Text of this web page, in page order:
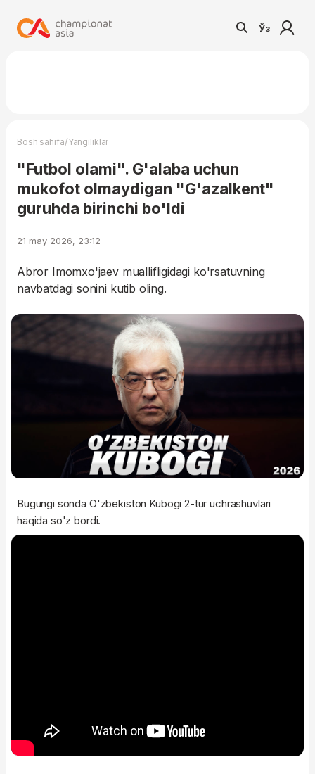
Ўз
Bosh sahifa/Yangiliklar
"Futbol olami". G'alaba uchun
mukofot olmaydigan "G'azalkent"
guruhda birinchi bo'ldi
21 may 2026, 23:12
Abror Imomxo'jaev muallifligidagi ko'rsatuvning
navbatdagi sonini kutib oling.
Bugungi sonda O'zbekiston Kubogi 2-tur uchrashuvlari
haqida so'z bordi.